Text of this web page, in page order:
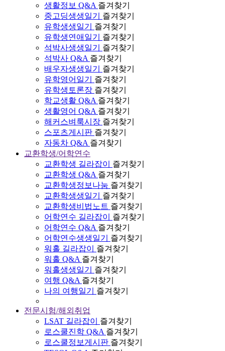
생활정보 Q&A 즐겨찾기
중고딩생생일기
즐겨찾기
유학생생일기
즐겨찾기
유학생연애일기
즐겨찾기
석박사생생일기
즐겨찾기
석박사 Q&A 즐겨찾기
배우자생생일기
즐겨찾기
유학영어일기
즐겨찾기
유학생토론장 즐겨찾기
학교생활 Q&A 즐겨찾기
생활영어 Q&A 즐겨찾기
해커스벼룩시장 즐겨찾기
스포츠게시판 즐겨찾기
자동차 Q&A 즐겨찾기
교환학생/어학연수
교환학생 길라잡이
즐겨찾기
교환학생 Q&A 즐겨찾기
교환학생정보나눔 즐겨찾기
교환학생생일기
즐겨찾기
교환학생비법노트 즐겨찾기
어학연수 길라잡이
즐겨찾기
어학연수 Q&A 즐겨찾기
어학연수생생일기
즐겨찾기
워홀 길라잡이
즐겨찾기
워홀 Q&A 즐겨찾기
워홀생생일기
즐겨찾기
여행 Q&A 즐겨찾기
나의 여행일기
즐겨찾기
전문시험/해외취업
LSAT 길라잡이
즐겨찾기
로스쿨진학 Q&A 즐겨찾기
로스쿨정보게시판 즐겨찾기